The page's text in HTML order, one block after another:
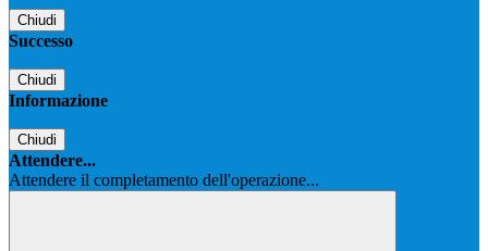
Chiudi
Successo
Chiudi
Informazione
Chiudi
Attendere...
Attendere il completamento dell'operazione...